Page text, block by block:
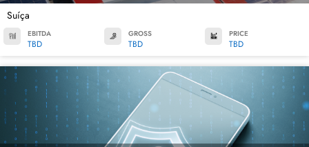
Suíça
EBITDA
TBD
GROSS
TBD
PRICE
TBD